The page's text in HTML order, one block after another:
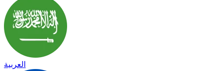
العربية